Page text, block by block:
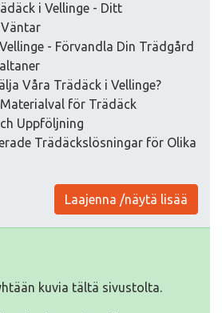
i Vellinge - Ditt
- Förvandla Din Trädgård
Våra Trädäck i Vellinge?
för Trädäck
Uppföljning
Trädäckslösningar för Olika
Laajenna /näytä lisää
kuvia tältä sivustolta.